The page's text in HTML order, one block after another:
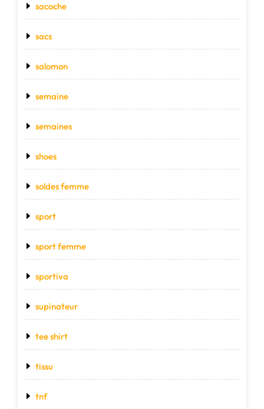
sacoche
sacs
salomon
semaine
semaines
shoes
soldes femme
sport
sport femme
sportiva
supinateur
tee shirt
tissu
tnf